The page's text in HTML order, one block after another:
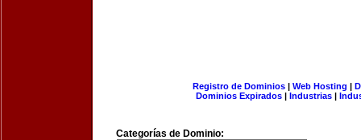
Registro de Dominios| Web Hosting |
Dominios Expirados | Industrias |
Categorías de Dominio: